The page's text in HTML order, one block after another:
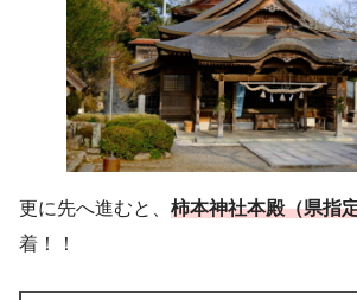
更に先へ進むと、 柿本神社本殿（県指
着！！